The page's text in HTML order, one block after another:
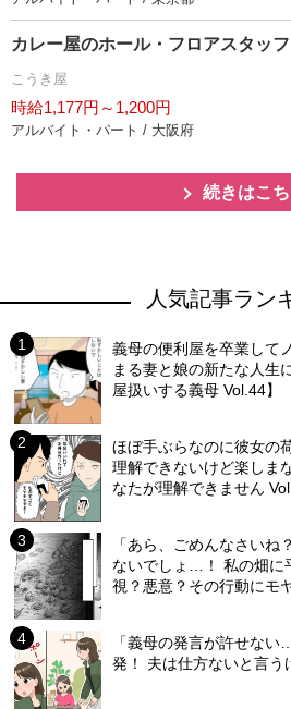
カレー屋のホール・フロアスタッフ
こうき屋
時給1,177円～1,200円
アルバイト・パート / 大阪府
続きはこ
人気記事ラン
義母の便利屋を卒業して
まる妻と娘の新たな人生
屋扱いする義母 Vol.44】
ほぼ手ぶらなのに彼女の
理解できないけど楽しま
なたが理解できません
「あら、ごめんなさいね
ないでしょ…！ 私の畑
視？悪意？その行動にモ
「義母の発言が許せな
発！ 夫は仕方ないと言う